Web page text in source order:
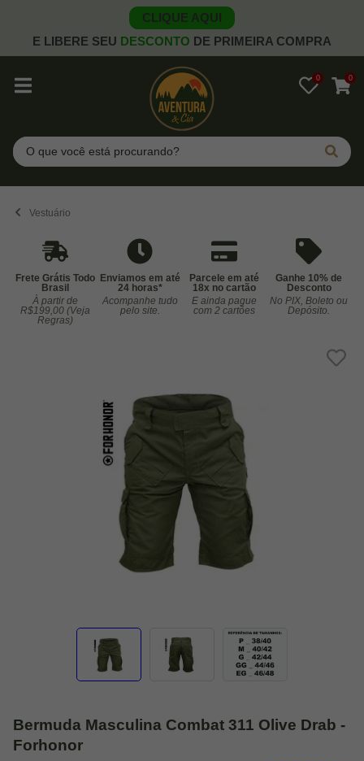
CLIQUE AQUI
E LIBERE SEU DESCONTO DE PRIMEIRA COMPRA
0 0
Pesquisar
Vestuário
Frete Grátis Todo
Brasil
À partir de
R$199,00 (Veja
Regras)
Enviamos em até
24 horas*
Acompanhe tudo
pelo site.
Parcele em até
18x no cartão
E ainda pague
com 2 cartões
Ganhe 10% de
Desconto
No PIX, Boleto ou
Depósito.
Bermuda Masculina Combat 311 Olive Drab -
Forhonor